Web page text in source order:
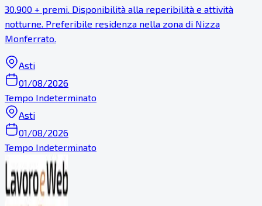
30.900 + premi. Disponibilità alla reperibilità e attività
notturne. Preferibile residenza nella zona di Nizza
Monferrato.
Asti
01/08/2026
Tempo Indeterminato
Asti
01/08/2026
Tempo Indeterminato